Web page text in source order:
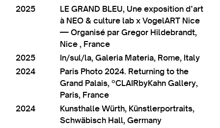
2025
LE GRAND BLEU, Une expos­i­tion d’art
à NEO & cul­ture lab x VogelART Nice
— Organ­isé par Gregor Hildebrandt,
Nice , France
2025
In/sul/la, Galer­ia Mater­ia, Rome, Italy
2024
Par­is Photo 2024. Return­ing to the
Grand Pal­ais, ºCLAIRbyKahn Gal­lery,
Par­is, France
2024
Kun­sthalle Würth, Künst­ler­por­traits,
Schwäbisch Hall, Germany